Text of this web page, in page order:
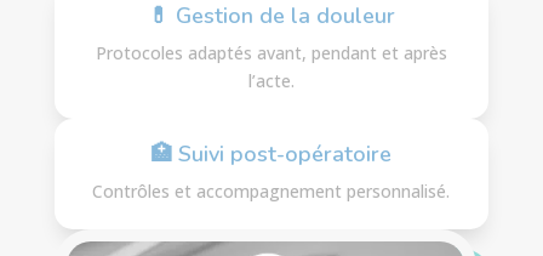
💊 Gestion de la douleur
Protocoles adaptés avant, pendant et après
l’acte.
🏥 Suivi post-opératoire
Contrôles et accompagnement personnalisé.